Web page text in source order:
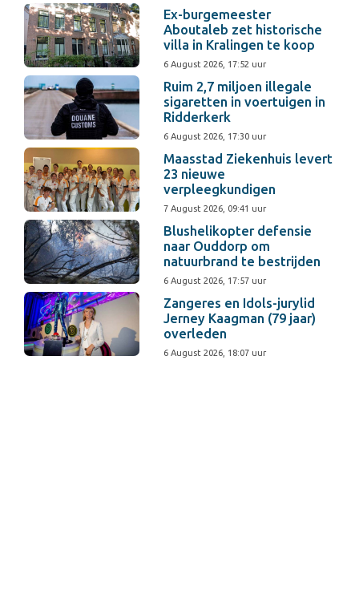
Ex-burgemeester
Aboutaleb zet historische
villa in Kralingen te koop
6 August 2026, 17:52 uur
Ruim 2,7 miljoen illegale
sigaretten in voertuigen in
Ridderkerk
6 August 2026, 17:30 uur
Maasstad Ziekenhuis levert
23 nieuwe
verpleegkundigen
7 August 2026, 09:41 uur
Blushelikopter defensie
naar Ouddorp om
natuurbrand te bestrijden
6 August 2026, 17:57 uur
Zangeres en Idols-jurylid
Jerney Kaagman (79 jaar)
overleden
6 August 2026, 18:07 uur